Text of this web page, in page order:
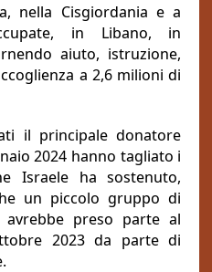
nella Cisgiordania e a
in Libano, in
aiuto, istruzione,
a 2,6 milioni di
il principale donatore
2024 hanno tagliato i
Israele ha sostenuto,
un piccolo gruppo di
avrebbe preso parte al
2023 da parte di